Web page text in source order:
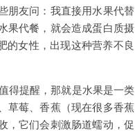
朋友问：我直接用水果代替
果代餐，就会造成蛋白质摄
的女性，出现这种营养不良
得提醒，那就是水果是一类
草莓、香蕉（现在很多香蕉
，它们会刺激肠道蠕动，促